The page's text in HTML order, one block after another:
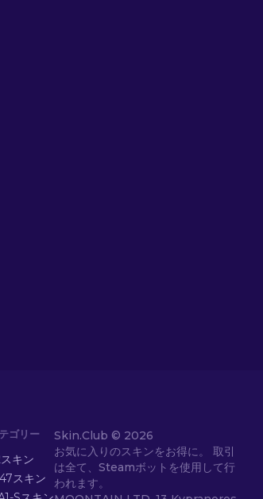
ゴリー
キン
スキン
Skin.Club © 2026
お気に入りのスキンをお得に。 取引
は全て、Steamボットを使用して行
われます。